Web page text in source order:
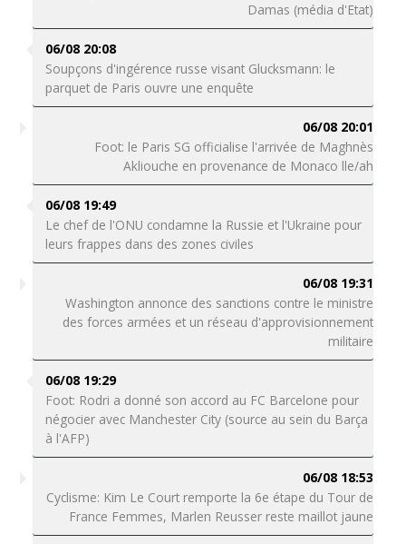
Damas (média d'Etat)
06/08 20:08
Soupçons d'ingérence russe visant Glucksmann: le
parquet de Paris ouvre une enquête
06/08 20:01
Foot: le Paris SG officialise l'arrivée de Maghnès
Akliouche en provenance de Monaco lle/ah
06/08 19:49
Le chef de l'ONU condamne la Russie et l'Ukraine pour
leurs frappes dans des zones civiles
06/08 19:31
Washington annonce des sanctions contre le ministre
des forces armées et un réseau d'approvisionnement
militaire
06/08 19:29
Foot: Rodri a donné son accord au FC Barcelone pour
négocier avec Manchester City (source au sein du Barça
à l'AFP)
06/08 18:53
Cyclisme: Kim Le Court remporte la 6e étape du Tour de
France Femmes, Marlen Reusser reste maillot jaune